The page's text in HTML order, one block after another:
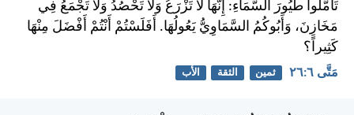
تَأَمَّلُوا طُيُورَ السَّمَاءِ: إِنَّهَا لَا تَزْرَعُ وَلا تَحْصُدُ وَلا تَجْمَعُ فِي
مَخَازِنَ، وَأَبُوكُمُ السَّمَاوِيُّ يَعُولُهَا. أَفَلَسْتُمْ أَنْتُمْ أَفْضَلَ مِنْهَا
كَثِيراً؟
مَتَّى ٦:‏٢٦ ثمين الثقة الأب